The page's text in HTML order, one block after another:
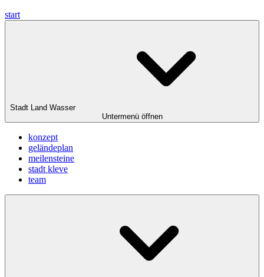
start
Stadt Land Wasser
Untermenü öffnen
konzept
geländeplan
meilensteine
stadt kleve
team